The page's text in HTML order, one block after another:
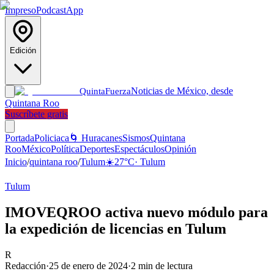
ImpresoPodcastApp
Edición
QuintaFuerzaNoticias de México, desde
Quintana Roo
Suscríbete gratis
PortadaPoliciaca 🌀 HuracanesSismosQuintana
RooMéxicoPolíticaDeportesEspectáculosOpinión
Inicio/quintana roo/Tulum☀️27°C· Tulum
Tulum
IMOVEQROO activa nuevo módulo para
la expedición de licencias en Tulum
R
Redacción·25 de enero de 2024·2 min de lectura